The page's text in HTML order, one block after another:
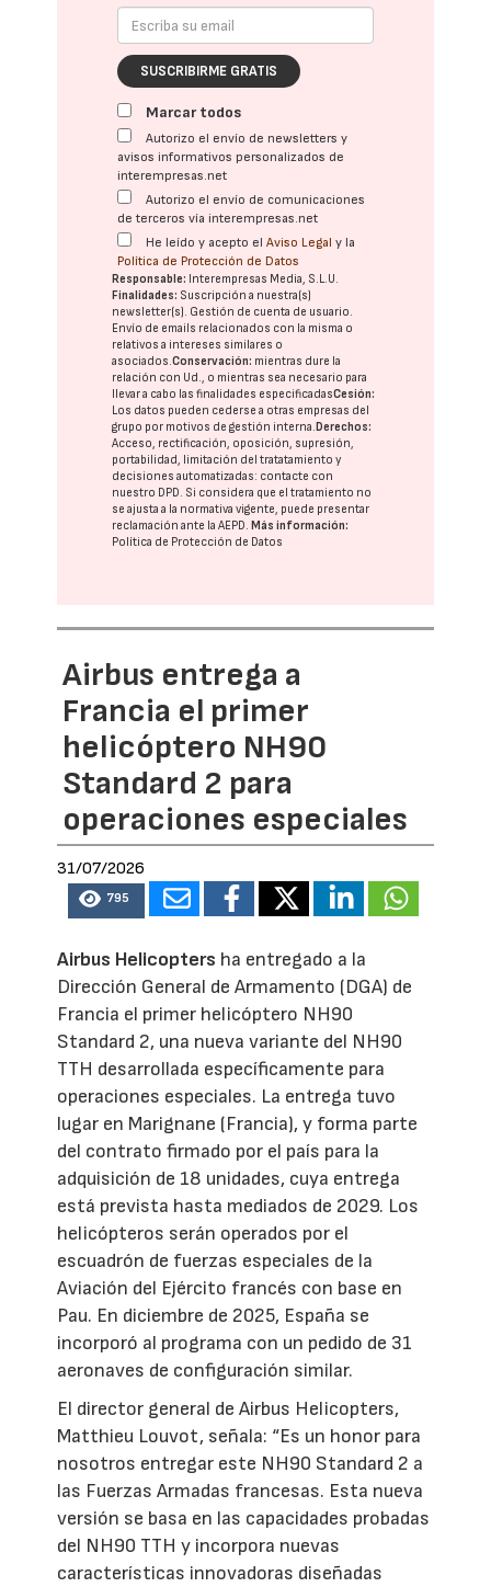
SUSCRIBIRME GRATIS
Marcar todos
Autorizo el envío de newsletters y
avisos informativos personalizados de
interempresas.net
Autorizo el envío de comunicaciones
de terceros vía interempresas.net
He leído y acepto elAviso Legal y la
Política de Protección de Datos
Responsable: Interempresas Media, S.L.U.
Finalidades: Suscripción a nuestra(s)
newsletter(s). Gestión de cuenta de usuario.
Envío de emails relacionados con la misma o
relativos a intereses similares o
asociados.Conservación: mientras dure la
relación con Ud., o mientras sea necesario para
llevar a cabo las finalidades especificadasCesión:
Los datos pueden cederse a otras empresas del
grupo por motivos de gestión interna. Derechos:
Acceso, rectificación, oposición, supresión,
portabilidad, limitación del tratatamiento y
decisiones automatizadas: contacte con
nuestro DPD. Si considera que el tratamiento no
se ajusta a la normativa vigente, puede presentar
reclamación ante laAEPD. Más información:
Política de Protección de Datos
Airbus entrega a
Francia el primer
helicóptero NH90
Standard 2 para
operaciones especiales
31/07/2026
795
Airbus Helicopters ha entregado a la
Dirección General de Armamento (DGA) de
Francia el primer helicóptero NH90
Standard 2, una nueva variante del NH90
TTH desarrollada específicamente para
operaciones especiales. La entrega tuvo
lugar en Marignane (Francia), y forma parte
del contrato firmado por el país para la
adquisición de 18 unidades, cuya entrega
está prevista hasta mediados de 2029. Los
helicópteros serán operados por el
escuadrón de fuerzas especiales de la
Aviación del Ejército francés con base en
Pau. En diciembre de 2025, España se
incorporó al programa con un pedido de 31
aeronaves de configuración similar.
El director general de Airbus Helicopters,
Matthieu Louvot, señala: “Es un honor para
nosotros entregar este NH90 Standard 2 a
las Fuerzas Armadas francesas. Esta nueva
versión se basa en las capacidades probadas
del NH90 TTH y incorpora nuevas
características innovadoras diseñadas